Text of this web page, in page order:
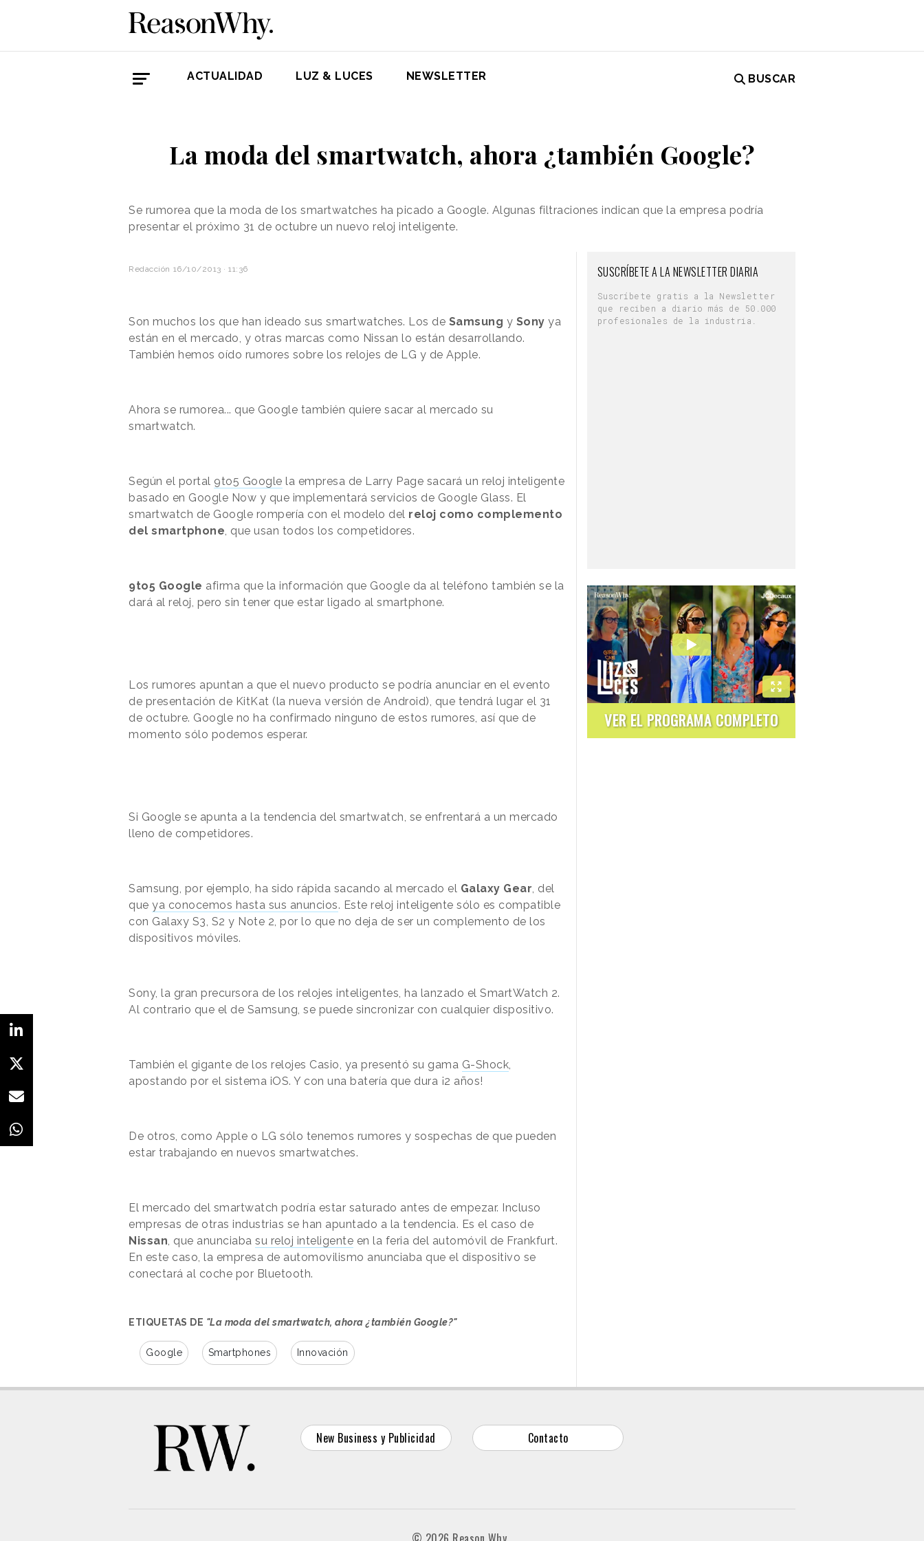
ACTUALIDAD LUZ & LUCES NEWSLETTER BUSCAR
La moda del smartwatch, ahora ¿también Google?
Se rumorea que la moda de los smartwatches ha picado a Google. Algunas filtraciones indican que la empresa podría
presentar el próximo 31 de octubre un nuevo reloj inteligente.
Redacción 16/10/2013 · 11:36
Son muchos los que han ideado sus smartwatches. Los de Samsung y Sony ya
están en el mercado, y otras marcas como Nissan lo están desarrollando.
También hemos oído rumores sobre los relojes de LG y de Apple.
Ahora se rumorea... que Google también quiere sacar al mercado su
smartwatch.
Según el portal 9to5 Google la empresa de Larry Page sacará un reloj inteligente
basado en Google Now y que implementará servicios de Google Glass. El
smartwatch de Google rompería con el modelo del reloj como complemento
del smartphone , que usan todos los competidores.
9to5 Google afirma que la información que Google da al teléfono también se la
dará al reloj, pero sin tener que estar ligado al smartphone.
Los rumores apuntan a que el nuevo producto se podría anunciar en el evento
de presentación de KitKat (la nueva versión de Android), que tendrá lugar el 31
de octubre. Google no ha confirmado ninguno de estos rumores, así que de
momento sólo podemos esperar.
Si Google se apunta a la tendencia del smartwatch, se enfrentará a un mercado
lleno de competidores.
Samsung, por ejemplo, ha sido rápida sacando al mercado el Galaxy Gear , del
que ya conocemos hasta sus anuncios. Este reloj inteligente sólo es compatible
con Galaxy S3, S2 y Note 2, por lo que no deja de ser un complemento de los
dispositivos móviles.
Sony, la gran precursora de los relojes inteligentes , ha lanzado el SmartWatch 2.
Al contrario que el de Samsung, se puede sincronizar con cualquier dispositivo.
También el gigante de los relojes Casio, ya presentó su gama G-Shock
apostando por el sistema iOS. Y con una batería que dura ¡2 años!
De otros, como Apple o LG sólo tenemos rumores y sospechas de que pueden
estar trabajando en nuevos smartwatches.
El mercado del smartwatch podría estar saturado antes de empezar. Incluso
empresas de otras industrias se han apuntado a la tendencia. Es el caso de
Nissan , que anunciaba su reloj inteligente en la feria del automóvil de Frankfurt.
En este caso, la empresa de automovilismo anunciaba que el dispositivo se
conectará al coche por Bluetooth.
ETIQUETAS DE "La moda del smartwatch, ahora ¿también Google?"
Google Smartphones Innovación
SUSCRÍBETE A LA NEWSLETTER DIARIA
Suscríbete gratis a la Newsletter
que reciben a diario más de 50.000
profesionales de la industria.
VER EL PROGRAMA COMPLETO
New Business y Publicidad Contacto